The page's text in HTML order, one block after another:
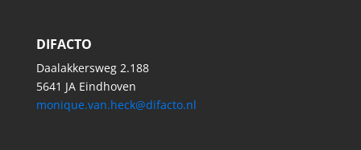
DIFACTO
Daalakkersweg 2.188
5641 JA Eindhoven
monique.van.heck@difacto.nl